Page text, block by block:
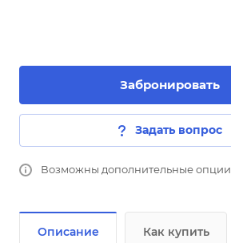
Забронировать
Задать вопрос
Возможны дополнительные опции
Описание Как купить